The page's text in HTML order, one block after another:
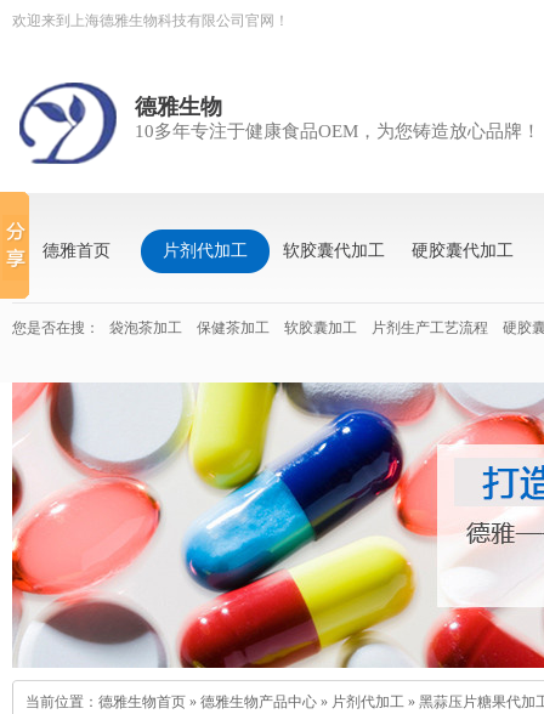
欢迎来到上海德雅生物科技有限公司官网！
德雅生物
10多年专注于健康食品OEM，为您铸造放心品牌！
德雅首页 片剂代加工 软胶囊代加工 硬胶囊代加工
您是否在搜： 袋泡茶加工 保健茶加工 软胶囊加工 片剂生产工艺流程 硬胶
当前位置： 德雅生物首页 » 德雅生物产品中心 » 片剂代加工 » 黑蒜压片糖果代加